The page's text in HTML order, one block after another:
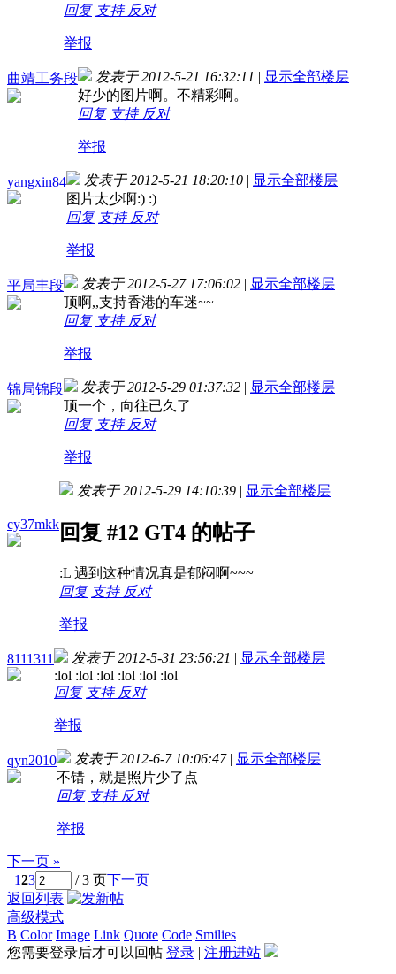
回复 支持 反对
举报
曲靖工务段 发表于 2012-5-21 16:32:11 | 显示全部楼层
好少的图片啊。不精彩啊。
回复 支持 反对
举报
yangxin84 发表于 2012-5-21 18:20:10 | 显示全部楼层
图片太少啊:) :)
回复 支持 反对
举报
平局丰段 发表于 2012-5-27 17:06:02 | 显示全部楼层
顶啊,,支持香港的车迷~~
回复 支持 反对
举报
锦局锦段 发表于 2012-5-29 01:37:32 | 显示全部楼层
顶一个，向往已久了
回复 支持 反对
举报
cy37mkk
发表于 2012-5-29 14:10:39 | 显示全部楼层
回复 #12 GT4 的帖子
:L 遇到这种情况真是郁闷啊~~~
回复 支持 反对
举报
8111311 发表于 2012-5-31 23:56:21 | 显示全部楼层
:lol :lol :lol :lol :lol :lol
回复 支持 反对
举报
qyn2010 发表于 2012-6-7 10:06:47 | 显示全部楼层
不错，就是照片少了点
回复 支持 反对
举报
下一页 »
123 / 3 页下一页
返回列表
高级模式
B Color Image Link Quote Code Smilies
您需要登录后才可以回帖 登录 | 注册进站